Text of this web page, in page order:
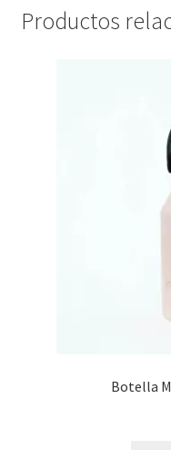
Productos
Botella